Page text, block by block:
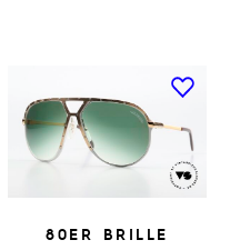
80ER BRILLE